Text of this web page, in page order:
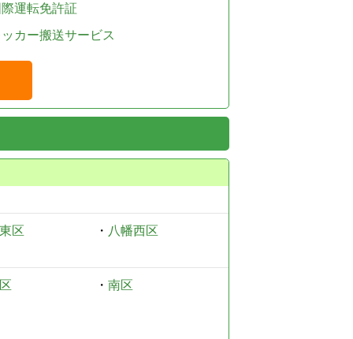
運転免許証
カー搬送サービス
区 ・ 八幡西区
・ 南区